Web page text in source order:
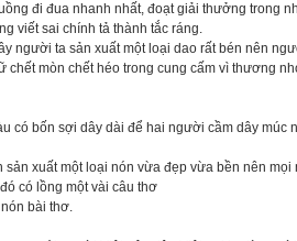
đi đua nhanh nhất, đoạt giải thưởng trong
viết sai chính tả thành tắc ráng.
người ta sản xuất một loại dao rất bén nên
chết mòn chết héo trong cung cấm vì thương
có bốn sợi dây dài để hai người cầm dây
xuất một loại nón vừa đẹp vừa bền nên
có lồng một vài câu thơ
bài thơ.